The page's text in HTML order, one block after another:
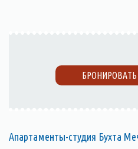
Апартаменты-студия Бухта